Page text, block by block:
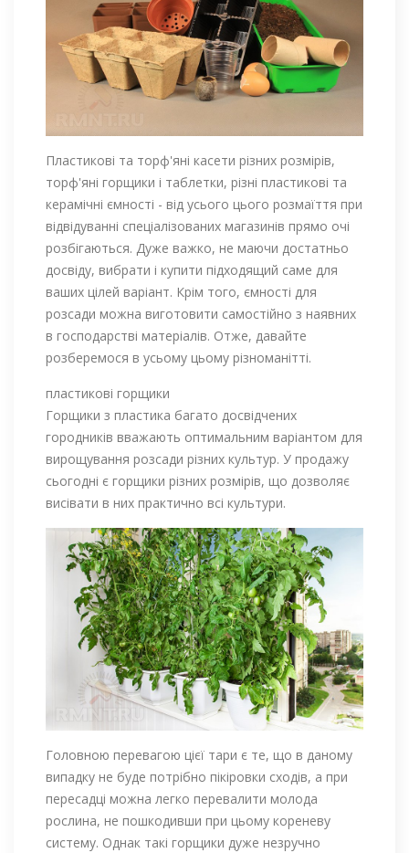
Пластикові та торф'яні касети різних розмірів,
торф'яні горщики і таблетки, різні пластикові та
керамічні ємності - від усього цього розмаїття при
відвідуванні спеціалізованих магазинів прямо очі
розбігаються. Дуже важко, не маючи достатньо
досвіду, вибрати і купити підходящий саме для
ваших цілей варіант. Крім того, ємності для
розсади можна виготовити самостійно з наявних
в господарстві матеріалів. Отже, давайте
розберемося в усьому цьому різноманітті.
пластикові горщики
Горщики з пластика багато досвідчених
городників вважають оптимальним варіантом для
вирощування розсади різних культур. У продажу
сьогодні є горщики різних розмірів, що дозволяє
висівати в них практично всі культури.
Головною перевагою цієї тари є те, що в даному
випадку не буде потрібно пікіровки сходів, а при
пересадці можна легко перевалити молода
рослина, не пошкодивши при цьому кореневу
систему. Однак такі горщики дуже незручно